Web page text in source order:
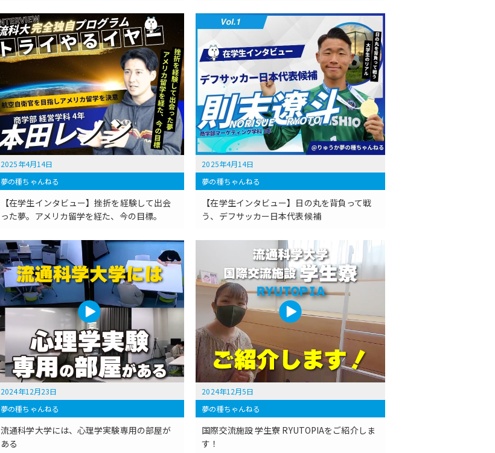
2025年4月14日
夢の種ちゃんねる
【在学生インタビュー】挫折を経験して出会
った夢。アメリカ留学を経た、今の目標。
2025年4月14日
夢の種ちゃんねる
【在学生インタビュー】日の丸を背負って戦
う、デフサッカー日本代表候補
2024年12月23日
夢の種ちゃんねる
流通科学大学には、心理学実験専用の部屋が
ある
2024年12月5日
夢の種ちゃんねる
国際交流施設 学生寮 RYUTOPIAをご紹介しま
す！